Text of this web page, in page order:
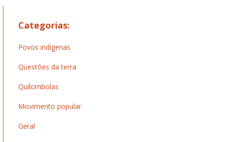
Categorias:
Povos indígenas
Questões da terra
Quilombolas
Movimento popular
Geral